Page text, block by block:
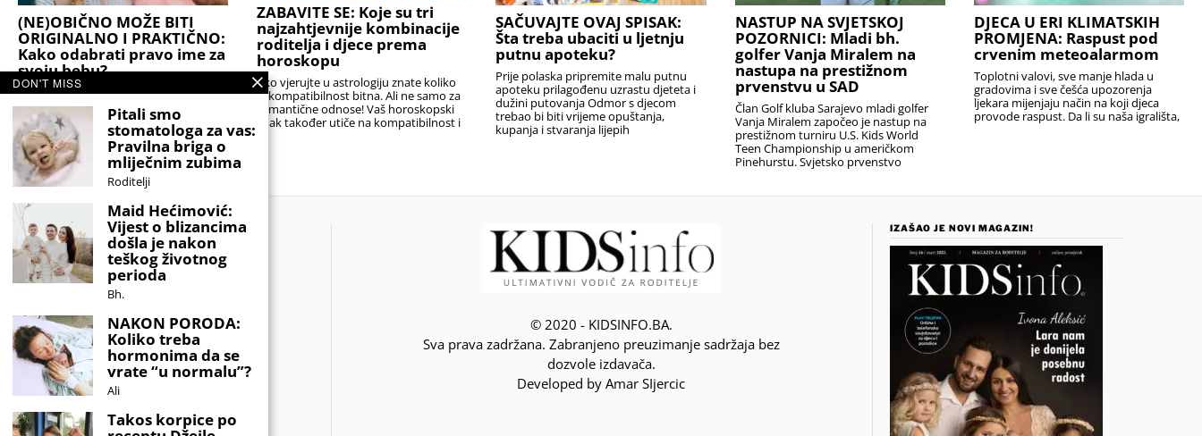
(NE)OBIČNO MOŽE BITI
ORIGINALNO I PRAKTIČNO:
Kako odabrati pravo ime za
svoju bebu?
Stručnjaci podsjećaju da je najbolji izbor
onaj koji će djetetu biti prednost, a ne
teret. Idealno ime nije nužno ono koje
nitko drugi nema,
ZABAVITE SE: Koje su tri
najzahtjevnije kombinacije
roditelja i djece prema
horoskopu
Ako vjerujte u astrologiju znate koliko
je kompatibilnost bitna. Ali ne samo za
romantične odnose! Vaš horoskopski
znak također utiče na kompatibilnost i
SAČUVAJTE OVAJ SPISAK:
Šta treba ubaciti u ljetnju
putnu apoteku?
Prije polaska pripremite malu putnu
apoteku prilagođenu uzrastu djeteta i
dužini putovanja Odmor s djecom
trebao bi biti vrijeme opuštanja,
kupanja i stvaranja lijepih
NASTUP NA SVJETSKOJ
POZORNICI: Mladi bh.
golfer Vanja Miralem na
nastupa na prestižnom
prvenstvu u SAD
Član Golf kluba Sarajevo mladi golfer
Vanja Miralem započeo je nastup na
prestižnom turniru U.S. Kids World
Teen Championship u američkom
Pinehurstu. Svjetsko prvenstvo
DJECA U ERI KLIMATSKIH
PROMJENA: Raspust pod
crvenim meteoalarmom
Toplotni valovi, sve manje hlada u
gradovima i sve češća upozorenja
ljekara mijenjaju način na koji djeca
provode raspust. Da li su naša igrališta,
© 2020 - KIDSINFO.BA.
Sva prava zadržana. Zabranjeno preuzimanje sadržaja bez
dozvole izdavača.
Developed by Amar SIjercic
IZAŠAO JE NOVI MAGAZIN!
DON'T MISS
Pitali smo
stomatologa za vas:
Pravilna briga o
mliječnim zubima
Roditelji
Maid Hećimović:
Vijest o blizancima
došla je nakon
teškog životnog
perioda
Bh.
NAKON PORODA:
Koliko treba
hormonima da se
vrate “u normalu”?
Ali
Takos korpice po